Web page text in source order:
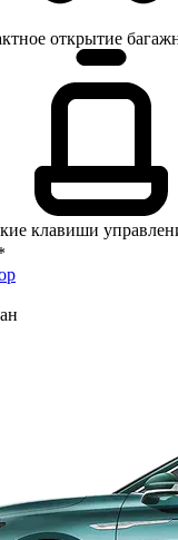
открытие
клавиши